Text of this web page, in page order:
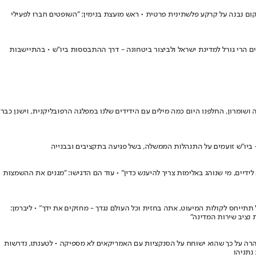
על קרקע פלשתינית פרטית • ראש מועצת בנימין: "השופטים חברו לפעילי
כעת הגיעה שעת כושר לקדם מהלכים הרי גורל למדינת ישראל ולביצור ביטחונה - דרך ההתבססות ביו"ש • בהתיישבות
החלפנו היום כמה מילים עם הידידים שלנו במפלגה הרפובליקנית, וישנן כבר
זועמים על התנהלות הממשלה, בשל פגיעה בתקציבים ובבנייה
מי שנוהג באלימות צריך להיענש כדין" • עוד הם הדגישו: "מגנים את ההשמצות
תתייחס לקולות המיעוט, אתה בחזית וכל העולם נגדך - מחזקים את ידך" • ליברמן:
על כך שהוא ישוחח על הסנקציות עם האמריקאים לא מספיקה • לטענתו, נדרשות